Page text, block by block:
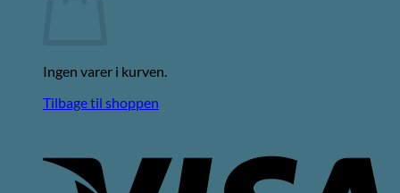
Ingen varer i kurven.
Tilbage til shoppen